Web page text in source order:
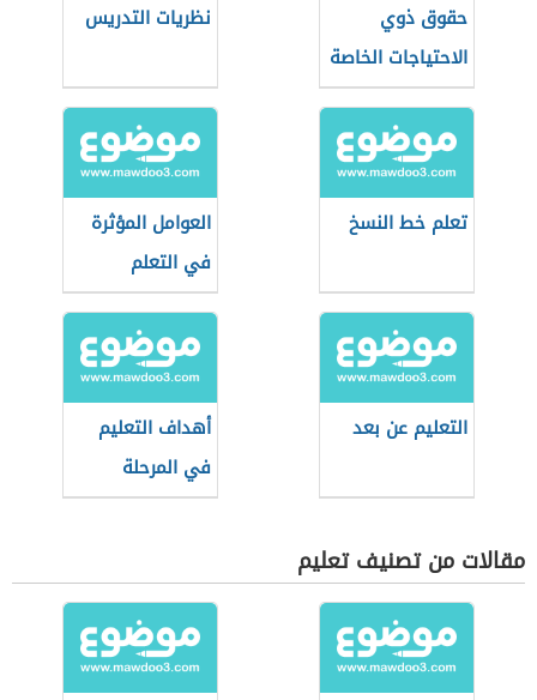
حقوق ذوي
الاحتياجات الخاصة
في التعليم
نظريات التدريس
تعلم خط النسخ
العوامل المؤثرة
في التعلم
التعليم عن بعد
أهداف التعليم
في المرحلة
الابتدائية
مقالات من تصنيف تعليم